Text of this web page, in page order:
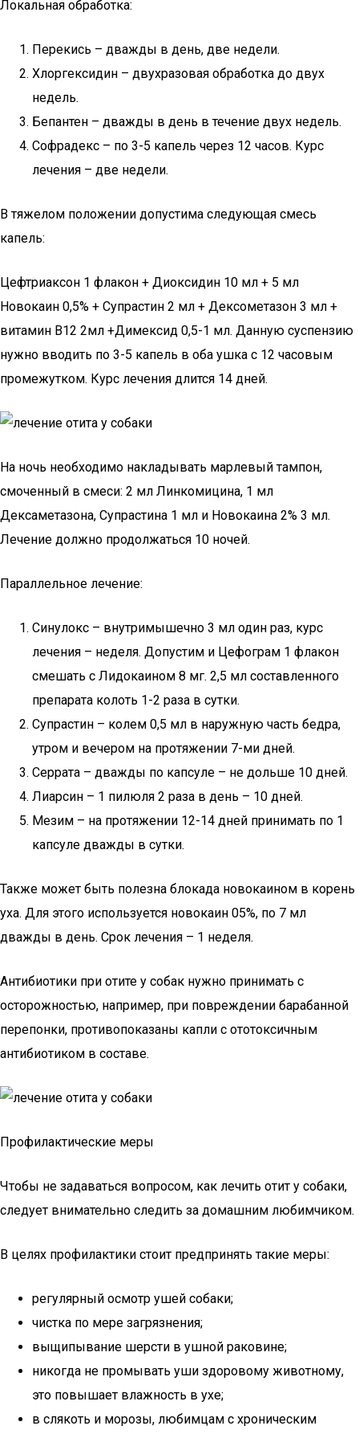
Локальная обработка:
Перекись – дважды в день, две недели.
Хлоргексидин – двухразовая обработка до двух
недель.
Бепантен – дважды в день в течение двух недель.
Софрадекс – по 3-5 капель через 12 часов. Курс
лечения – две недели.
В тяжелом положении допустима следующая смесь
капель:
Цефтриаксон 1 флакон + Диоксидин 10 мл + 5 мл
Новокаин 0,5% + Супрастин 2 мл + Дексометазон 3 мл +
витамин В12 2мл +Димексид 0,5-1 мл. Данную суспензию
нужно вводить по 3-5 капель в оба ушка с 12 часовым
промежутком. Курс лечения длится 14 дней.
На ночь необходимо накладывать марлевый тампон,
смоченный в смеси: 2 мл Линкомицина, 1 мл
Дексаметазона, Супрастина 1 мл и Новокаина 2% 3 мл.
Лечение должно продолжаться 10 ночей.
Параллельное лечение:
Синулокс – внутримышечно 3 мл один раз, курс
лечения – неделя. Допустим и Цефограм 1 флакон
смешать с Лидокаином 8 мг. 2,5 мл составленного
препарата колоть 1-2 раза в сутки.
Супрастин – колем 0,5 мл в наружную часть бедра,
утром и вечером на протяжении 7-ми дней.
Серрата – дважды по капсуле – не дольше 10 дней.
Лиарсин – 1 пилюля 2 раза в день – 10 дней.
Мезим – на протяжении 12-14 дней принимать по 1
капсуле дважды в сутки.
Также может быть полезна блокада новокаином в корень
уха. Для этого используется новокаин 05%, по 7 мл
дважды в день. Срок лечения – 1 неделя.
Антибиотики при отите у собак нужно принимать с
осторожностью, например, при повреждении барабанной
перепонки, противопоказаны капли с ототоксичным
антибиотиком в составе.
Профилактические меры
Чтобы не задаваться вопросом, как лечить отит у собаки,
следует внимательно следить за домашним любимчиком.
В целях профилактики стоит предпринять такие меры:
регулярный осмотр ушей собаки;
чистка по мере загрязнения;
выщипывание шерсти в ушной раковине;
никогда не промывать уши здоровому животному,
это повышает влажность в ухе;
в слякоть и морозы, любимцам с хроническим